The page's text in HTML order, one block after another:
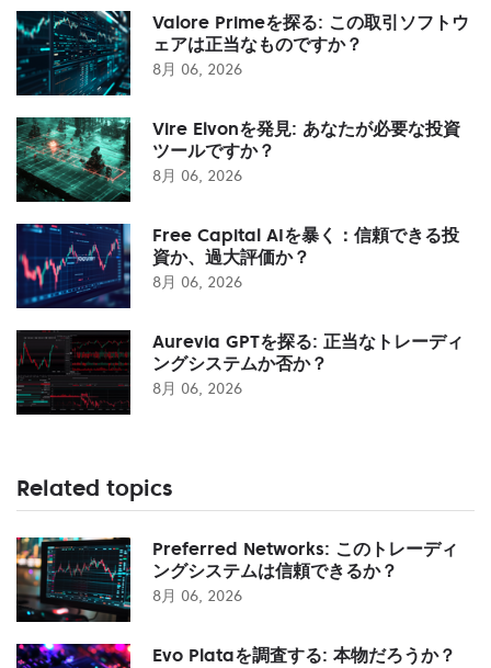
Valore Primeを探る: この取引ソフトウ
ェアは正当なものですか？
8月 06, 2026
Vire Elvonを発見: あなたが必要な投資
ツールですか？
8月 06, 2026
Free Capital AIを暴く：信頼できる投
資か、過大評価か？
8月 06, 2026
Aurevia GPTを探る: 正当なトレーディ
ングシステムか否か？
8月 06, 2026
Related topics
Preferred Networks: このトレーディ
ングシステムは信頼できるか？
8月 06, 2026
Evo Plataを調査する: 本物だろうか？